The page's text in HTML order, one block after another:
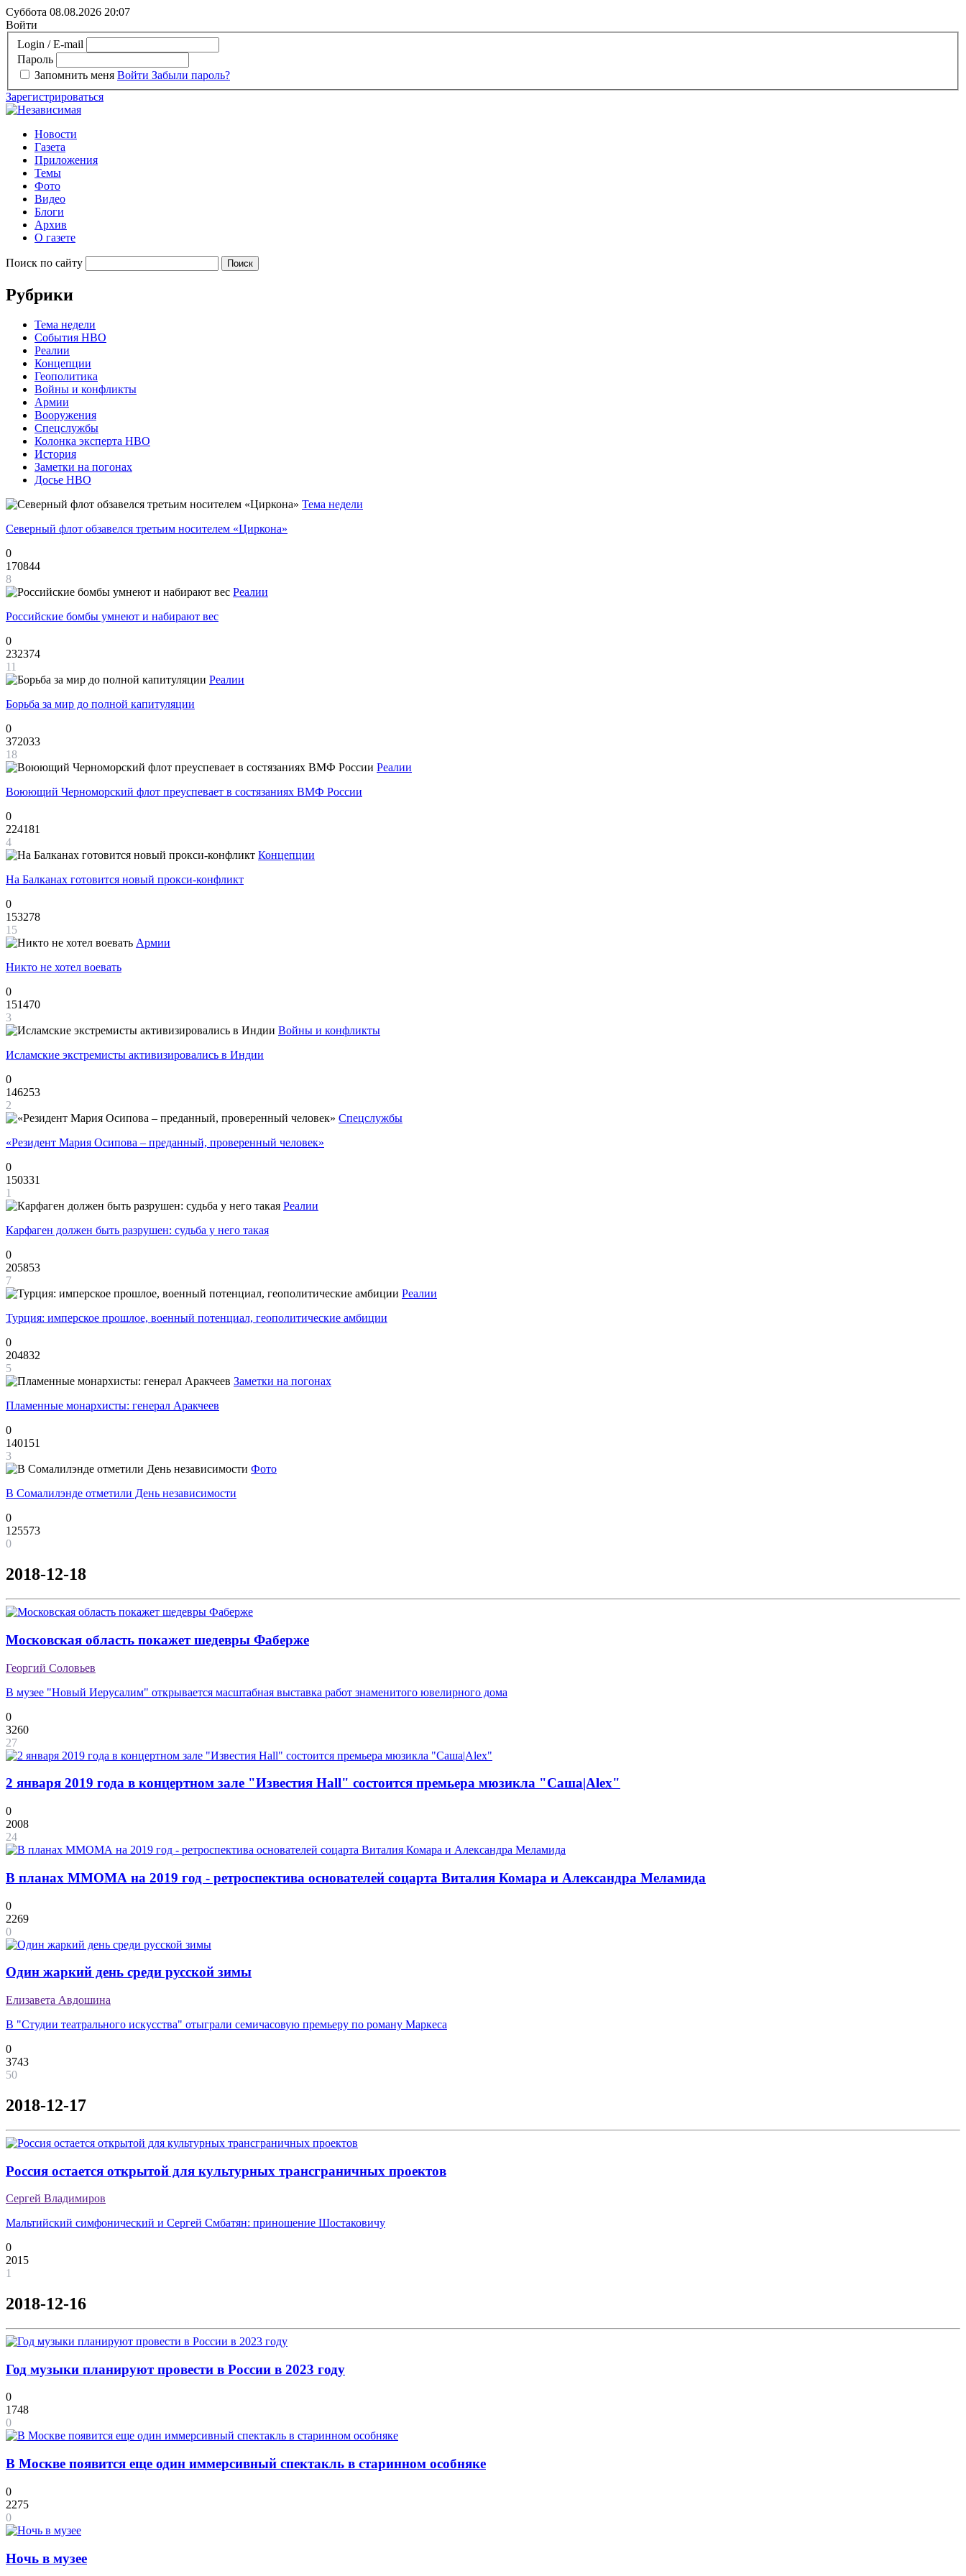
Суббота 08.08.2026 20:07
Войти
Login / E-mail
Пароль
Запомнить меня Войти Забыли пароль?
Зарегистрироваться
Новости
Газета
Приложения
Темы
Фото
Видео
Блоги
Архив
О газете
Поиск по сайту
Рубрики
Тема недели
События НВО
Реалии
Концепции
Геополитика
Войны и конфликты
Армии
Вооружения
Спецслужбы
Колонка эксперта НВО
История
Заметки на погонах
Досье НВО
Тема недели
Северный флот обзавелся третьим носителем «Циркона»
0
170844
8
Реалии
Российские бомбы умнеют и набирают вес
0
232374
11
Реалии
Борьба за мир до полной капитуляции
0
372033
18
Реалии
Воюющий Черноморский флот преуспевает в состязаниях ВМФ России
0
224181
4
Концепции
На Балканах готовится новый прокси-конфликт
0
153278
15
Армии
Никто не хотел воевать
0
151470
3
Войны и конфликты
Исламские экстремисты активизировались в Индии
0
146253
2
Спецслужбы
«Резидент Мария Осипова – преданный, проверенный человек»
0
150331
1
Реалии
Карфаген должен быть разрушен: судьба у него такая
0
205853
7
Реалии
Турция: имперское прошлое, военный потенциал, геополитические амбиции
0
204832
5
Заметки на погонах
Пламенные монархисты: генерал Аракчеев
0
140151
3
Фото
В Сомалилэнде отметили День независимости
0
125573
0
2018-12-18
Московская область покажет шедевры Фаберже
Георгий Соловьев
В музее "Новый Иерусалим" открывается масштабная выставка работ знаменитого ювелирного дома
0
3260
27
2 января 2019 года в концертном зале "Известия Hall" состоится премьера мюзикла "Саша|Alex"
0
2008
24
В планах ММОМА на 2019 год - ретроспектива основателей соцарта Виталия Комара и Александра Меламида
0
2269
0
Один жаркий день среди русской зимы
Елизавета Авдошина
В "Студии театрального искусства" отыграли семичасовую премьеру по роману Маркеса
0
3743
50
2018-12-17
Россия остается открытой для культурных трансграничных проектов
Сергей Владимиров
Мальтийский симфонический и Сергей Смбатян: приношение Шостаковичу
0
2015
1
2018-12-16
Год музыки планируют провести в России в 2023 году
0
1748
0
В Москве появится еще один иммерсивный спектакль в старинном особняке
0
2275
0
Ночь в музее